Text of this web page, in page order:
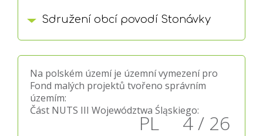
Sdružení obcí povodí Stonávky
Na polském území je územní vymezení pro
Fond malých projektů tvořeno správním
územím:
Část NUTS III Województwa Śląskiego:
PL 4 / 26